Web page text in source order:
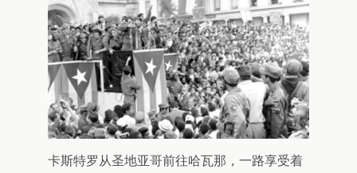
卡斯特罗从圣地亚哥前往哈瓦那，一路享受着